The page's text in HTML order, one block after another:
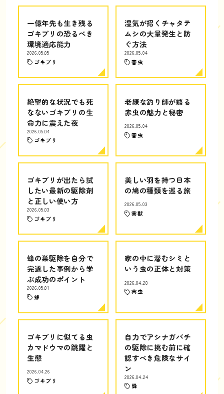
一億年先も生き残る
ゴキブリの恐るべき
環境適応能力
2026.05.05
ゴキブリ
湿気が招くチャタテ
ムシの大量発生と防
ぐ方法
2026.05.04
害虫
絶望的な状況でも死
なないゴキブリの生
命力に震えた夜
2026.05.04
ゴキブリ
老練な釣り師が語る
赤虫の魅力と秘密
2026.05.04
害虫
ゴキブリが出たら試
したい最新の駆除剤
と正しい使い方
2026.05.03
ゴキブリ
美しい羽を持つ日本
の鳩の種類を巡る旅
2026.05.03
害獣
蜂の巣駆除を自分で
完遂した事例から学
ぶ成功のポイント
2026.05.01
蜂
家の中に潜むシミと
いう虫の正体と対策
2026.04.28
害虫
ゴキブリに似てる虫
カマドウマの跳躍と
生態
2026.04.26
ゴキブリ
自力でアシナガバチ
の駆除に挑む前に確
認すべき危険なサイ
ン
2026.04.24
蜂